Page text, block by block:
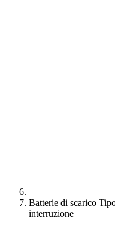
Batterie di scarico
interruzione